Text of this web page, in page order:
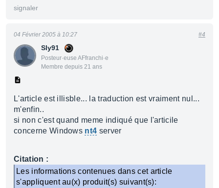
signaler
Sly91
Posteur·euse AFfranchi·e
Membre depuis 21 ans
04 Février 2005 à 10:27 #4
L'article est illisble... la traduction est vraiment nul...
m'enfin..
si non c'est quand meme indiqué que l'articile
concerne Windows nt4 server
Citation :
Les informations contenues dans cet article
s'appliquent au(x) produit(s) suivant(s):